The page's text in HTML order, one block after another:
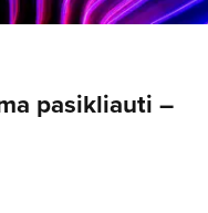
pasikliauti –